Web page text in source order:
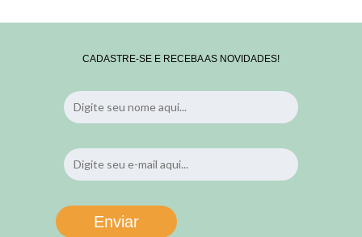
CADASTRE-SE E RECEBA AS NOVIDADES!